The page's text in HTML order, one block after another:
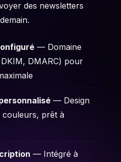
des newsletters
— Domaine
DMARC) pour
— Design
couleurs, prêt à
— Intégré à